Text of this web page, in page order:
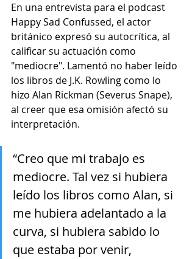
En una entrevista para el podcast
Happy Sad Confussed, el actor
británico expresó su autocrítica, al
calificar su actuación como
"mediocre". Lamentó no haber leído
los libros de J.K. Rowling como lo
hizo Alan Rickman (Severus Snape),
al creer que esa omisión afectó su
interpretación.
“Creo que mi trabajo es
mediocre. Tal vez si hubiera
leído los libros como Alan, si
me hubiera adelantado a la
curva, si hubiera sabido lo
que estaba por venir,